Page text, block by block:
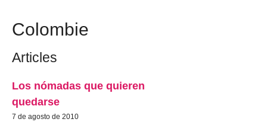
Colombie
Articles
Los nómadas que quieren
quedarse
7 de agosto de 2010